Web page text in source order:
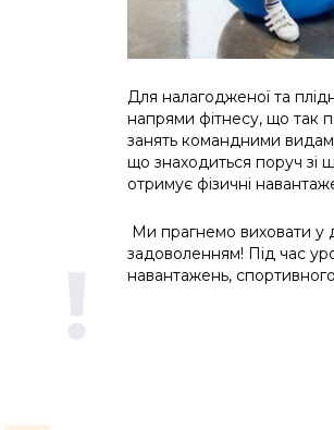
Для налагодженої та
напрями фітнесу, що так
занять командними
що знаходиться поруч зі
отримує фізичні
Ми прагнемо виховати у
задоволенням! Під час
навантажень,